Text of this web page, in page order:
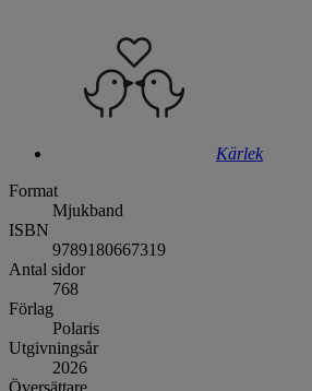
Kärlek
Format
Mjukband
ISBN
9789180667319
Antal sidor
768
Förlag
Polaris
Utgivningsår
2026
Översättare